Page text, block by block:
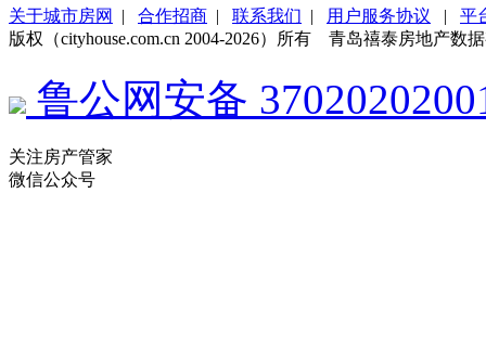
关于城市房网 | 合作招商 | 联系我们 | 用户服务协议 | 平
版权（cityhouse.com.cn 2004-2026）所有 青岛禧泰房地产
鲁公网安备
关注房产管家
微信公众号